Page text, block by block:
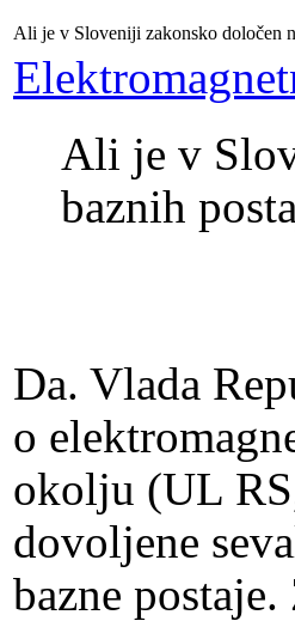
Ali je v Sloveniji zakonsko določen
Ali je v
baznih
Da. Vlada
o
okolju (UL
dovoljene
bazne